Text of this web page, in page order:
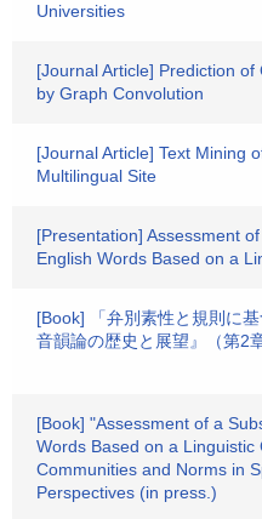
Universities
[Journal Article] Prediction
by Graph Convolution
[Journal Article] Text Mining
Multilingual Site
[Presentation] Assessment
English Words Based on a
[Book] 「弁別素性と規則に
音韻論の歴史と展望』（第2
[Book] "Assessment of a
Words Based on a Linguistic
Communities and Norms in
Perspectives (in press.)